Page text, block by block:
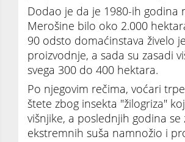
Dodao je da je 1980-ih godina
Merošine bilo oko 2.000
90 odsto domaćinstava živelo
proizvodnje, a sada su zasadi
svega 300 do 400 hektara.
Po njegovim rečima, voćari
štete zbog insekta "žilogriza"
višnjike, a poslednjih godina se
ekstremnih suša namnožio i